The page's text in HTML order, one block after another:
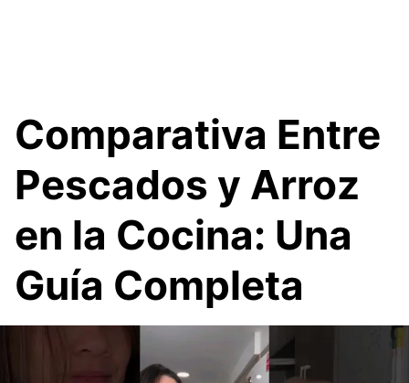
Comparativa Entre
Pescados y Arroz
en la Cocina: Una
Guía Completa